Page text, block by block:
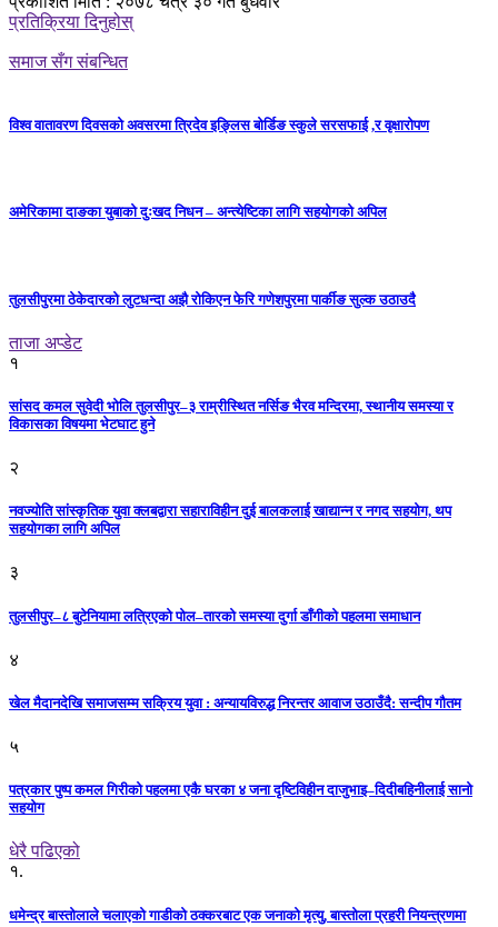
प्रतिक्रिया दिनुहोस्
समाज सँग संबन्धित
विश्व वातावरण दिवसको अवसरमा त्रिदेव इङ्लिस बोर्डिङ स्कुले सरसफाई ,र वृक्षारोपण
अमेरिकामा दाङका युबाको दुःखद निधन – अन्त्येष्टिका लागि सहयोगको अपिल
तुलसीपुरमा ठेकेदारको लुटधन्दा अझै रोकिएन फेरि गणेशपुरमा पार्कीङ सुल्क उठाउदै
ताजा अप्डेट
१
सांसद कमल सुवेदी भोलि तुलसीपुर–३ राम्रीस्थित नर्सिङ भैरव मन्दिरमा, स्थानीय समस्या र
विकासका विषयमा भेटघाट हुने
२
नवज्योति सांस्कृतिक युवा क्लबद्वारा सहाराविहीन दुई बालकलाई खाद्यान्न र नगद सहयोग, थप
सहयोगका लागि अपिल
३
तुलसीपुर–८ बुटेनियामा लत्रिएको पोल–तारको समस्या दुर्गा डाँगीको पहलमा समाधान
४
खेल मैदानदेखि समाजसम्म सक्रिय युवा : अन्यायविरुद्ध निरन्तर आवाज उठाउँदै: सन्दीप गौतम
५
पत्रकार पुष्प कमल गिरीको पहलमा एकै घरका ४ जना दृष्टिविहीन दाजुभाइ–दिदीबहिनीलाई सानो
सहयोग
धेरै पढिएको
१.
धमेन्द्र बास्तोलाले चलाएको गाडीको ठक्करबाट एक जनाको मृत्यु, बास्तोला प्रहरी नियन्त्रणमा